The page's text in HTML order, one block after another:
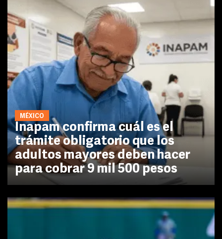
MÉXICO
Inapam confirma cuál es el
trámite obligatorio que los
adultos mayores deben hacer
para cobrar 9 mil 500 pesos